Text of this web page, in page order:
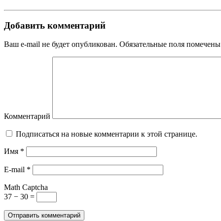
Добавить комментарий
Ваш e-mail не будет опубликован. Обязательные поля
Комментарий
Подписаться на новые комментарии к этой странице.
Имя *
E-mail *
Math Captcha
37 − 30 =